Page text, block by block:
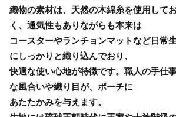
織物の素材は、天然の木綿糸を使用して
く、通気性もありながらも本来は
コースターやランチョンマットなど日常
にしっかりと織り込んでおり、
快適な使い心地が特徴です。職人の手仕
な風合いや織り目が、ポーチに
あたたかみを与えます。